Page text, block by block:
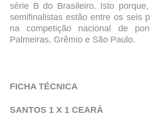
série B do Brasileiro. Isto
semifinalistas estão entre os seis
na competição nacional de
Palmeiras, Grêmio e São Paulo.
FICHA TÉCNICA
SANTOS 1 X 1 CEARÁ